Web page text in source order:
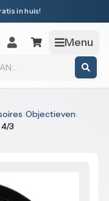
in huis!
Menu
›Objectieven›
3